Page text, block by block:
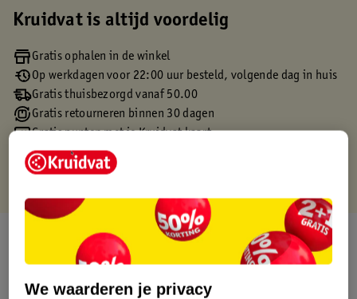
Kruidvat is altijd voordelig
Gratis ophalen in de winkel
Op werkdagen voor 22:00 uur besteld, volgende dag in huis
Gratis thuisbezorgd vanaf 50.00
Gratis retourneren binnen 30 dagen
Gratis punten met je Kruidvat kaart
Over dit product
We waarderen je privacy